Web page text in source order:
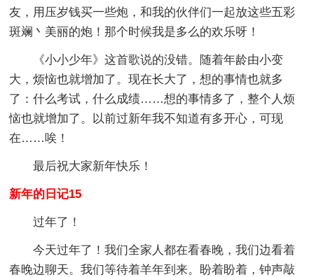
友，用压岁钱买一些炮，和我的伙伴们一起放这些五彩
斑斓丶美丽的炮！那个时候我是多么的欢乐呀！
《小小少年》这首歌说的没错。随着年龄由小变
大，烦恼也就增加了。现在长大了，想的事情也就多
了：什么考试，什么成绩……想的事情多了，整个人烦
恼也就增加了。以前过新年我不知道有多开心，可现
在……唉！
最后祝大家新年快乐！
新年的日记15
过年了！
今天过年了！我们全家人都在看春晚，我们边看着
春晚边聊天。我们等待着羊年到来。盼着盼着，钟声敲